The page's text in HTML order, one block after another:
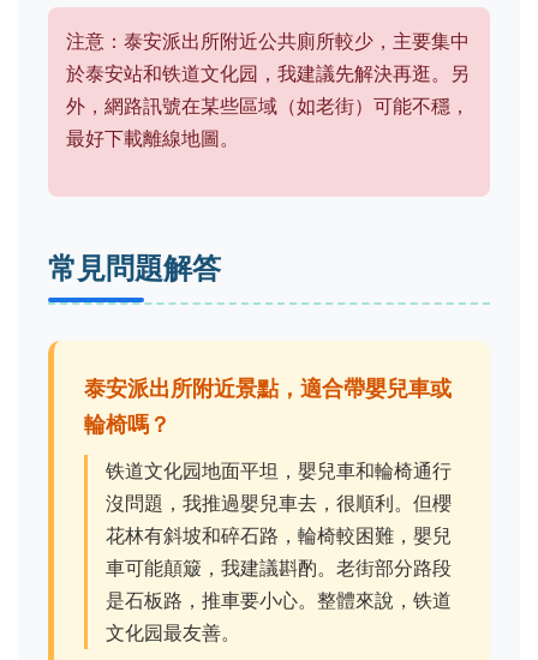
注意：泰安派出所附近公共廁所較少，主要集中
於泰安站和铁道文化园，我建議先解決再逛。另
外，網路訊號在某些區域（如老街）可能不穩，
最好下載離線地圖。
常見問題解答
泰安派出所附近景點，適合帶嬰兒車或
輪椅嗎？
铁道文化园地面平坦，嬰兒車和輪椅通行
沒問題，我推過嬰兒車去，很順利。但櫻
花林有斜坡和碎石路，輪椅較困難，嬰兒
車可能顛簸，我建議斟酌。老街部分路段
是石板路，推車要小心。整體來說，铁道
文化园最友善。